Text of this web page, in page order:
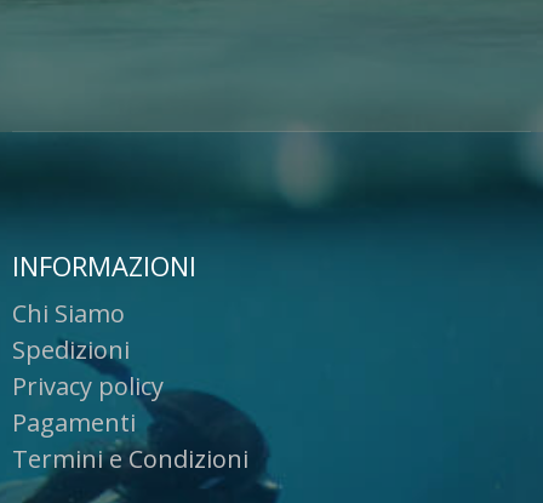
INFORMAZIONI
Chi Siamo
Spedizioni
Privacy policy
Pagamenti
Termini e Condizioni